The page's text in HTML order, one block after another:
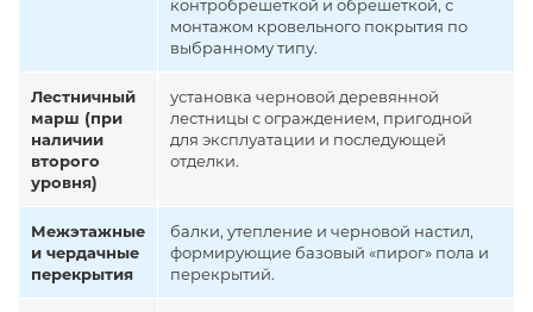
контробрешеткой и обрешеткой, с
монтажом кровельного покрытия по
выбранному типу.
Лестничный
марш (при
наличии
второго
уровня)
установка черновой деревянной
лестницы с ограждением, пригодной
для эксплуатации и последующей
отделки.
Межэтажные
и чердачные
перекрытия
балки, утепление и черновой настил,
формирующие базовый «пирог» пола и
перекрытий.